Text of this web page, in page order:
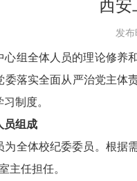
发
心组全体人员的理论修养
委落实全面从严治党主体
制度。
员组成
为全体校纪委委员。根据
主任担任。